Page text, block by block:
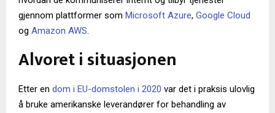
gjennom plattformer som Microsoft Azure, Google Cloud
og Amazon AWS
Alvoret i situasjonen
Etter en dom i EU-domstolen i 2020 var det i praksis ulovlig
å bruke amerikanske leverandører for behandling av